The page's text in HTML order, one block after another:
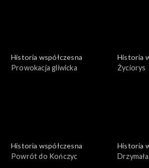
Historia współczesna
Prowokacja gliwicka
Historia
Życiorys
Historia współczesna
Powrót do Kończyc
Historia
Drzymała